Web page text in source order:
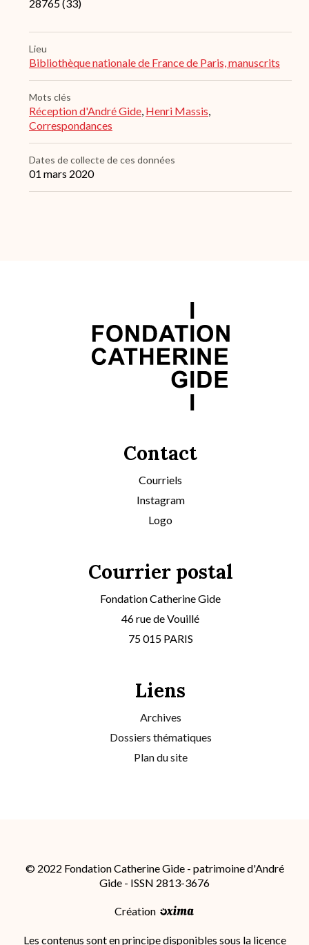
28765 (33)
Lieu
Bibliothèque nationale de France de Paris, manuscrits
Mots clés
Réception d'André Gide Henri Massis
Correspondances
Dates de collecte de ces données
01 mars 2020
Contact
Courriels
Instagram
Logo
Courrier postal
Fondation Catherine Gide
46 rue de Vouillé
75 015 PARIS
Liens
Archives
Dossiers thématiques
Plan du site
© 2022 Fondation Catherine Gide - patrimoine d'André
Gide - ISSN 2813-3676
Création
Les contenus sont en principe disponibles sous la licence